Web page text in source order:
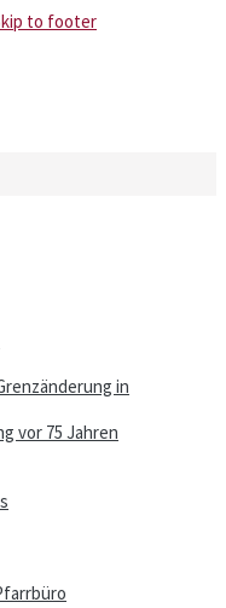
to footer
in
vor 75 Jahren